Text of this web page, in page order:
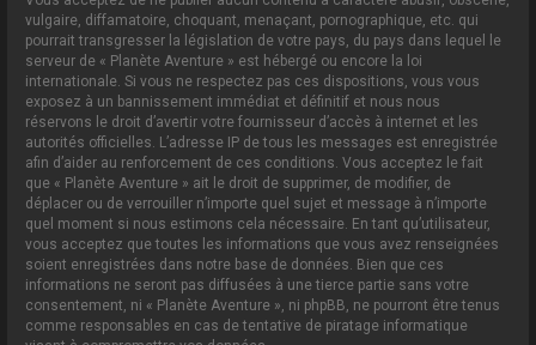
vulgaire, diffamatoire, choquant, menaçant, pornographique, etc. qui
pourrait transgresser la législation de votre pays, du pays dans lequel le
serveur de « Planète Aventure » est hébergé ou encore la loi
internationale. Si vous ne respectez pas ces dispositions, vous vous
exposez à un bannissement immédiat et définitif et nous nous
réservons le droit d’avertir votre fournisseur d’accès à internet et les
autorités officielles. L’adresse IP de tous les messages est enregistrée
afin d’aider au renforcement de ces conditions. Vous acceptez le fait
que « Planète Aventure » ait le droit de supprimer, de modifier, de
déplacer ou de verrouiller n’importe quel sujet et message à n’importe
quel moment si nous estimons cela nécessaire. En tant qu’utilisateur,
vous acceptez que toutes les informations que vous avez renseignées
soient enregistrées dans notre base de données. Bien que ces
informations ne seront pas diffusées à une tierce partie sans votre
consentement, ni « Planète Aventure », ni phpBB, ne pourront être tenus
comme responsables en cas de tentative de piratage informatique